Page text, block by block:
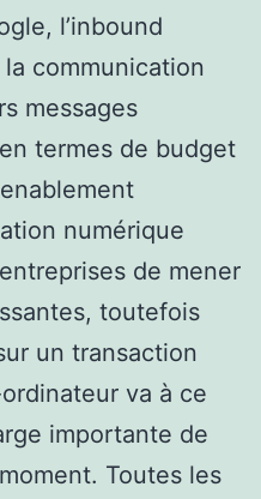
l’inbound
communication
messages
termes de budget
numérique
de mener
toutefois
un transaction
va à ce
importante de
Toutes les